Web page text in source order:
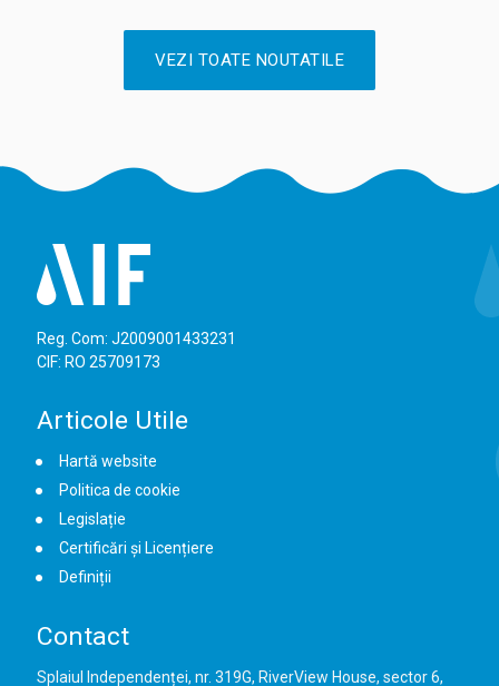
VEZI TOATE NOUTATILE
Reg. Com: J2009001433231
CIF: RO 25709173
Articole Utile
Hartă website
Politica de cookie
Legislație
Certificări și Licențiere
Definiții
Contact
Splaiul Independenței, nr. 319G, RiverView House, sector 6,